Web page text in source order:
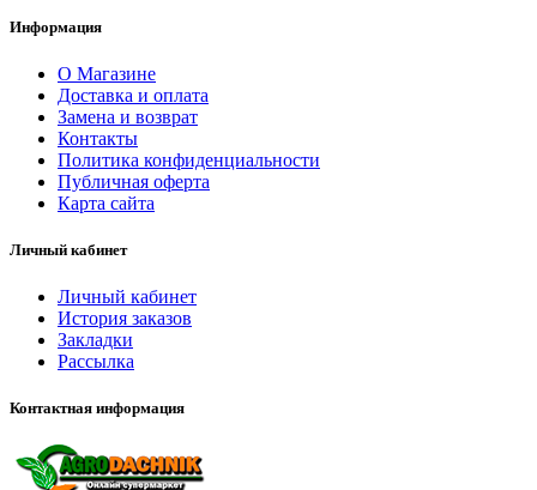
Информация
О Магазине
Доставка и оплата
Замена и возврат
Контакты
Политика конфиденциальности
Публичная оферта
Карта сайта
Личный кабинет
Личный кабинет
История заказов
Закладки
Рассылка
Контактная информация